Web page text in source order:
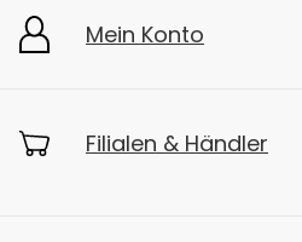
Mein Konto
Filialen & Händler